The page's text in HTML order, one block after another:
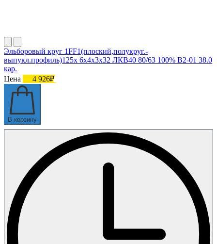
Эльборовый круг 1FF1(плоский,полукруг.-
выпукл.профиль)125х 6х4х3х32 ЛКВ40 80/63 100% В2-01 38.0
кар.
Цена
4 926₽
В корзину